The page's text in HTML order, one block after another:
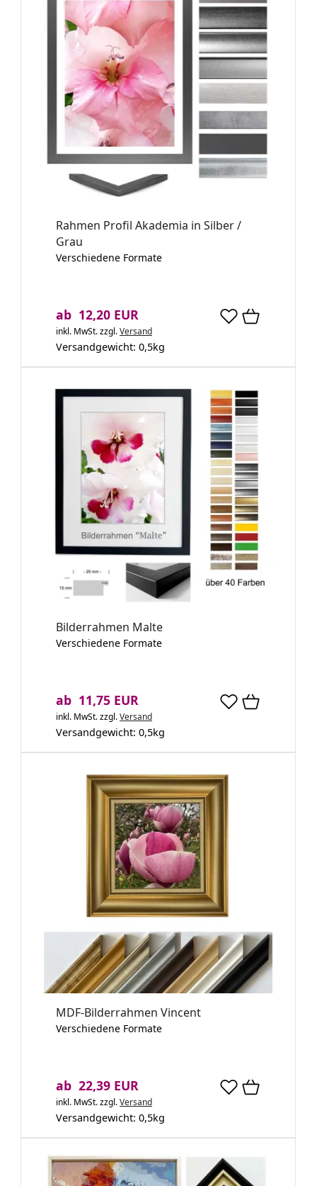
Rahmen Profil Akademia in Silber /
Grau
Verschiedene Formate
ab 12,20 EUR
inkl. MwSt.zzgl.Versand
Versandgewicht: 0,5kg
Bilderrahmen Malte
Verschiedene Formate
ab 11,75 EUR
inkl. MwSt.zzgl.Versand
Versandgewicht: 0,5kg
MDF-Bilderrahmen Vincent
Verschiedene Formate
ab 22,39 EUR
inkl. MwSt.zzgl.Versand
Versandgewicht: 0,5kg